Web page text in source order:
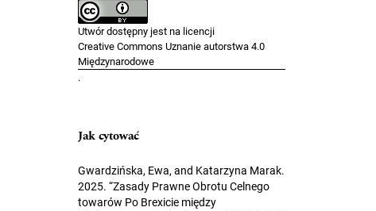
Utwór dostępny jest na licencji
Creative Commons Uznanie autorstwa 4.0
Międzynarodowe
.
Jak cytować
Gwardzińska, Ewa, and Katarzyna Marak.
2025. “Zasady Prawne Obrotu Celnego
towarów Po Brexicie między